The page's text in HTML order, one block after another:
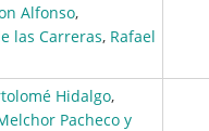
Alfonso,
las Carreras, Rafael
Hidalgo,
Pacheco y